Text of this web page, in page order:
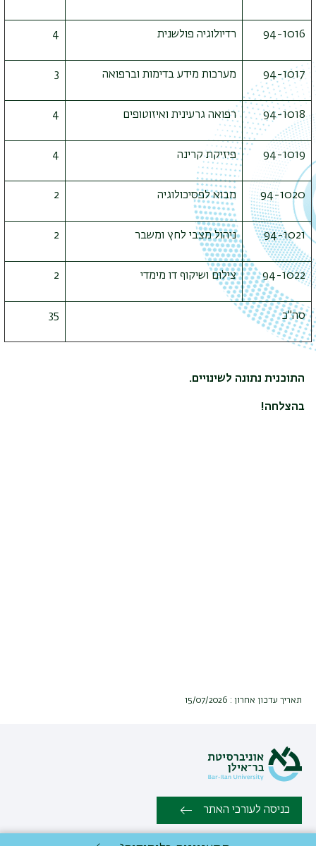
94-1016 רדיולוגיה פולשנית 4
94-1017 מערכות מידע בדימות וברפואה 3
94-1018 רפואה גרעינית ואיזוטופים 4
94-1019 פיזיקת קרינה 4
94-1020 מבוא לפסיכולוגיה 2
94-1021 ניהול מצבי לחץ ומשבר 2
94-1022 צילום ושיקוף דו מימדי 2
סה"כ 35
התוכנית נתונה לשינויים.
בהצלחה!
תאריך עדכון אחרון : 15/07/2026
כניסה לעורכי האתר